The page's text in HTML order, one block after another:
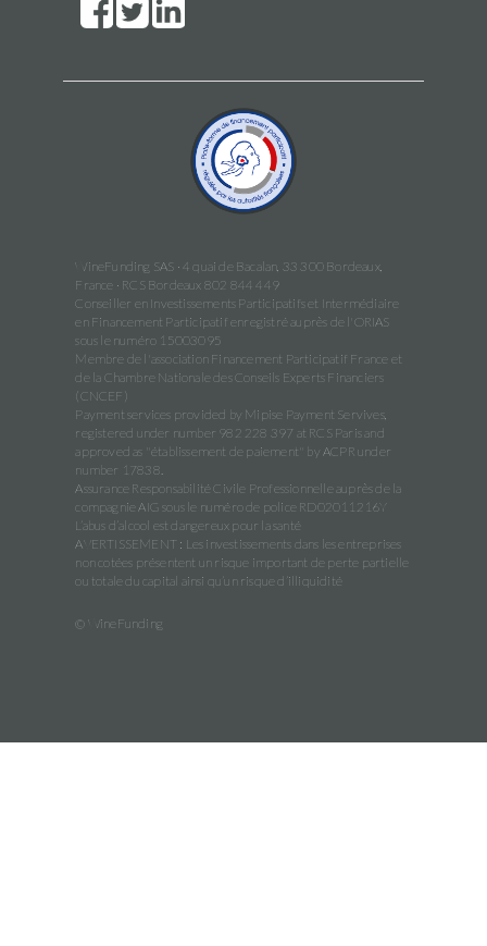
WineFunding SAS · 4 quai de Bacalan, 33 300 Bordeaux,
France · RCS Bordeaux 802 844 449
Conseiller en Investissements Participatifs et Intermédiaire
en Financement Participatif enregistré auprès de l'ORIAS
sous le numéro 15003095
Membre de l'association Financement Participatif France et
de la Chambre Nationale des Conseils Experts Financiers
(CNCEF)
Payment services provided by Mipise Payment Servives,
registered under number 982 228 397 at RCS Paris and
approved as "établissement de paiement" by ACPR under
number 17838.
Assurance Responsabilité Civile Professionnelle auprès de la
compagnie AIG sous le numéro de police RD02011216Y
L’abus d’alcool est dangereux pour la santé
AVERTISSEMENT : Les investissements dans les entreprises
non cotées présentent un risque important de perte partielle
ou totale du capital ainsi qu’un risque d’illiquidité
© WineFunding